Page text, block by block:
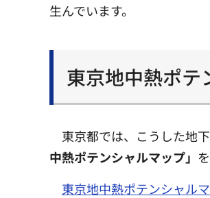
生んでいます。
東京地中熱ポテ
東京都では、こうした地
中熱ポテンシャルマップ」
東京地中熱ポテンシャル